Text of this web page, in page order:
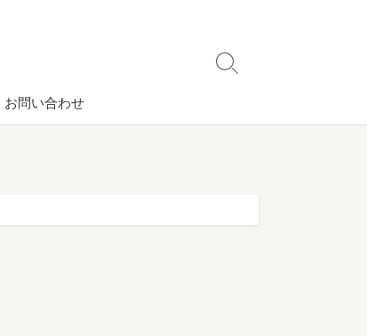
お問い合わせ
検
り